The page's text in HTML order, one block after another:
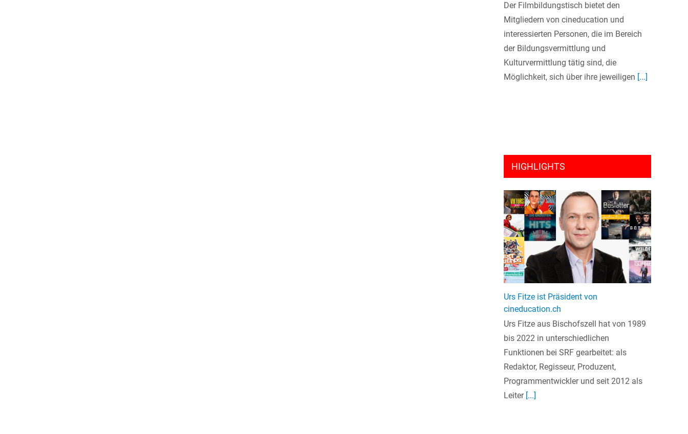
Der Filmbildungstisch bietet den
Mitgliedern von cineducation und
interessierten Personen, die im Bereich
der Bildungsvermittlung und
Kulturvermittlung tätig sind, die
Möglichkeit, sich über ihre jeweiligen [...]
HIGHLIGHTS
Urs Fitze ist Präsident von
cineducation.ch
Urs Fitze aus Bischofszell hat von 1989
bis 2022 in unterschiedlichen
Funktionen bei SRF gearbeitet: als
Redaktor, Regisseur, Produzent,
Programmentwickler und seit 2012 als
Leiter[...]